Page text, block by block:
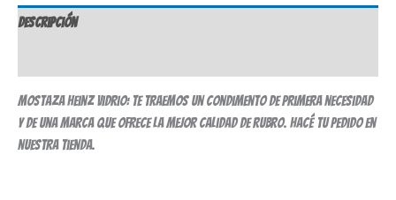
Descripción
Mostaza Heinz vidrio: te traemos un condimento de primera necesidad
y de una marca que ofrece la mejor calidad de rubro. Hacé tu pedido en
nuestra tienda.